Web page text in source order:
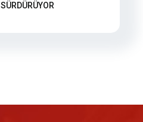
SÜRDÜRÜYOR